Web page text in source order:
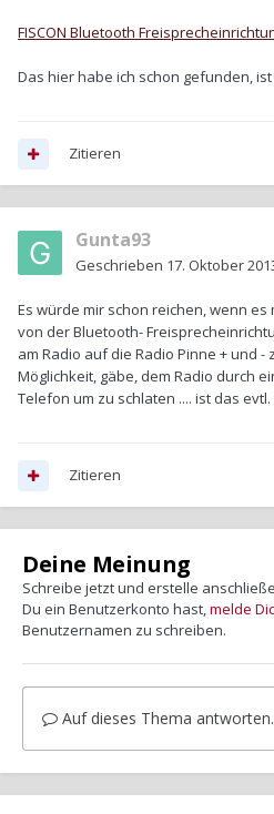
FISCON Bluetooth
Das hier habe ich schon gefunden,
Zitieren
Gunta93
Geschrieben 17. Oktober
Es würde mir schon reichen, wenn es
von der Bluetooth-
am Radio auf die Radio Pinne + und -
Möglichkeit, gäbe, dem Radio durch
Telefon um zu schlaten .... ist das evtl.
Zitieren
Deine Meinung
Schreibe jetzt und erstelle
Du ein Benutzerkonto hast,melde
Benutzernamen zu schreiben.
Auf dieses Thema